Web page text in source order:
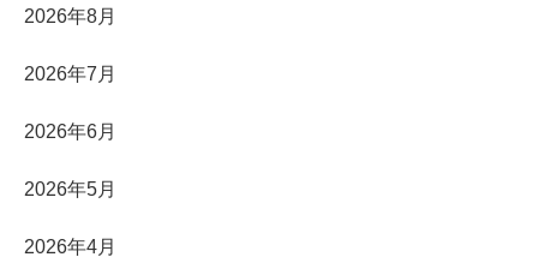
2026年8月
2026年7月
2026年6月
2026年5月
2026年4月